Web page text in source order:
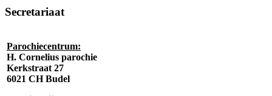
Secretariaat
Parochiecentrum:
H. Cornelius parochie
Kerkstraat 27
6021 CH Budel